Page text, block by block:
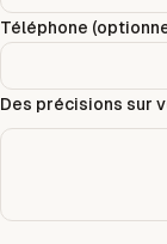
Téléphone
Des précisions sur